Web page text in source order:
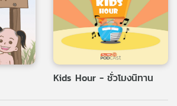
Kids Hour - ชั่วโมงนิทาน